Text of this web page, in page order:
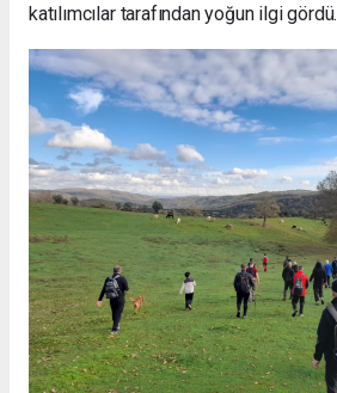
katılımcılar tarafından yoğun ilgi gördü.